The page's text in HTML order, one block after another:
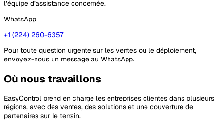
l’équipe d’assistance concernée.
WhatsApp
+1 (224) 260-6357
Pour toute question urgente sur les ventes ou le déploiement,
envoyez-nous un message au WhatsApp.
Où nous travaillons
EasyControl prend en charge les entreprises clientes dans plusieurs
régions, avec des ventes, des solutions et une couverture de
partenaires sur le terrain.